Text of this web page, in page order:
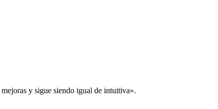
y sigue siendo igual de intuitiva».